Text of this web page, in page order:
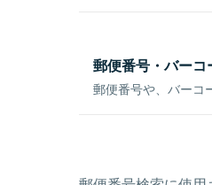
郵便番号・バー
郵便番号や、バーコ